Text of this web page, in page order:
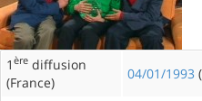
1 ère diffusion
(France)
04/01/1993